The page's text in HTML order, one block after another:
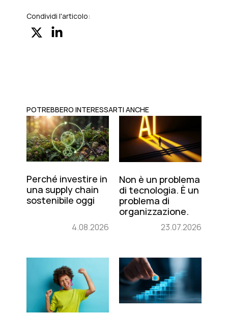
Condividi l'articolo:
POTREBBERO INTERESSARTI ANCHE
Perché investire in
una supply chain
sostenibile oggi
4.08.2026
Non è un problema
di tecnologia. È un
problema di
organizzazione.
23.07.2026